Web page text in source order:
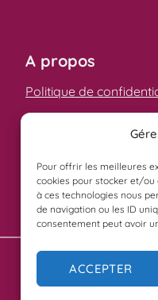
Pour offrir les meilleures
cookies pour stocker et/ou
à ces technologies nous
de navigation ou les ID
consentement peut avoir
ACCEPTER
A propos
Politique de
Mentions Légales
(CGV)